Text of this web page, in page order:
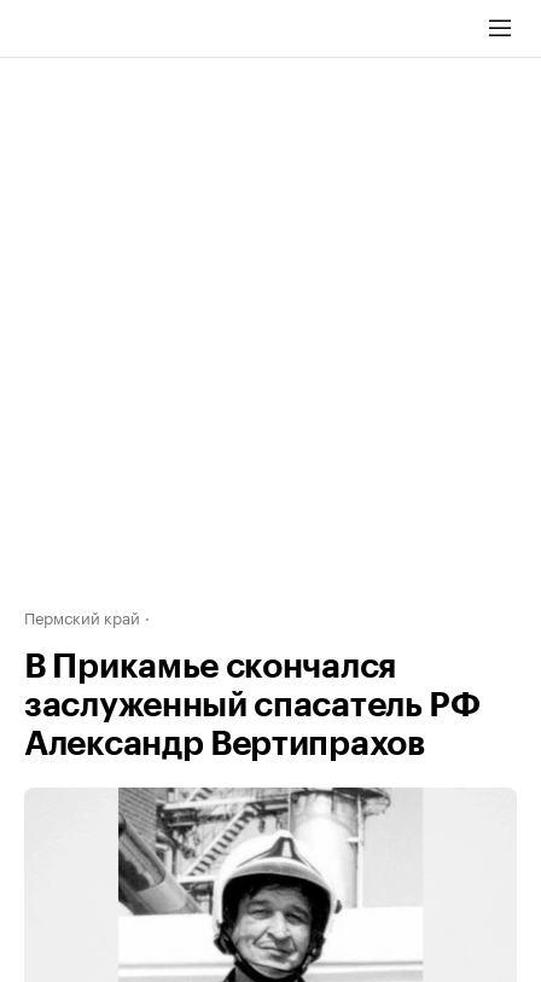
Пермский край
В Прикамье скончался
заслуженный спасатель РФ
Александр Вертипрахов